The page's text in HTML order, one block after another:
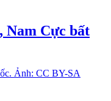
Nam Cực bất